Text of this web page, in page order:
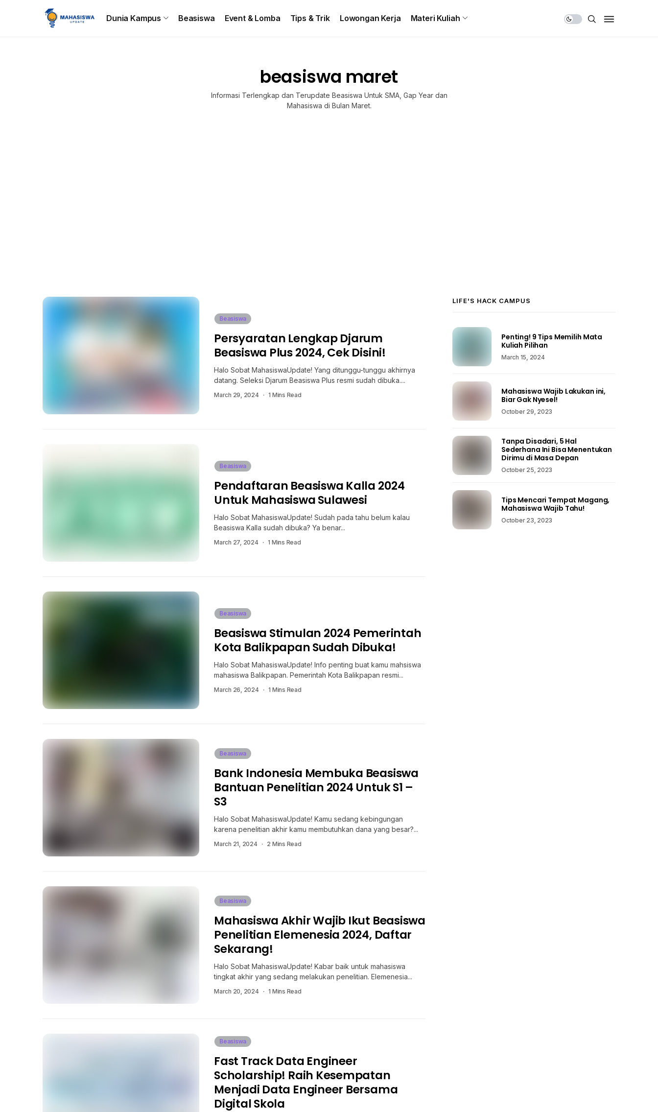
Beranda
Dunia Kampus Beasiswa Event & Lomba Tips & Trik Lowongan Kerja Materi Kuliah
beasiswa maret
Informasi Terlengkap dan Terupdate Beasiswa Untuk SMA, Gap Year dan
Mahasiswa di Bulan Maret.
Beasiswa
Persyaratan Lengkap Djarum
Beasiswa Plus 2024, Cek Disini!
Halo Sobat MahasiswaUpdate! Yang ditunggu-tunggu akhirnya
datang. Seleksi Djarum Beasiswa Plus resmi sudah dibuka....
March 29, 2024 1 Mins Read
Beasiswa
Pendaftaran Beasiswa Kalla 2024
Untuk Mahasiswa Sulawesi
Halo Sobat MahasiswaUpdate! Sudah pada tahu belum kalau
Beasiswa Kalla sudah dibuka? Ya benar...
March 27, 2024 1 Mins Read
Beasiswa
Beasiswa Stimulan 2024 Pemerintah
Kota Balikpapan Sudah Dibuka!
Halo Sobat MahasiswaUpdate! Info penting buat kamu mahsiswa
mahasiswa Balikpapan. Pemerintah Kota Balikpapan resmi...
March 26, 2024 1 Mins Read
Beasiswa
Bank Indonesia Membuka Beasiswa
Bantuan Penelitian 2024 Untuk S1 –
S3
Halo Sobat MahasiswaUpdate! Kamu sedang kebingungan
karena penelitian akhir kamu membutuhkan dana yang besar?...
March 21, 2024 2 Mins Read
Beasiswa
Mahasiswa Akhir Wajib Ikut Beasiswa
Penelitian Elemenesia 2024, Daftar
Sekarang!
Halo Sobat MahasiswaUpdate! Kabar baik untuk mahasiswa
tingkat akhir yang sedang melakukan penelitian. Elemenesia...
March 20, 2024 1 Mins Read
Beasiswa
Fast Track Data Engineer
Scholarship! Raih Kesempatan
Menjadi Data Engineer Bersama
Digital Skola
LIFE'S HACK CAMPUS
Penting! 9 Tips Memilih Mata
Kuliah Pilihan
March 15, 2024
Mahasiswa Wajib Lakukan ini,
Biar Gak Nyesel!
October 29, 2023
Tanpa Disadari, 5 Hal
Sederhana Ini Bisa Menentukan
Dirimu di Masa Depan
October 25, 2023
Tips Mencari Tempat Magang,
Mahasiswa Wajib Tahu!
October 23, 2023